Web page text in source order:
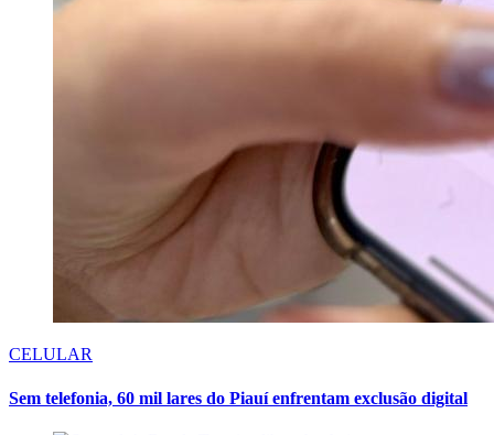
CELULAR
Sem telefonia, 60 mil lares do Piauí enfrentam exclusão digital